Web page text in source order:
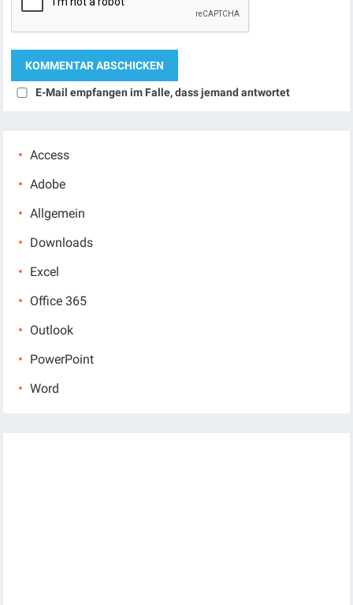
E-Mail empfangen im Falle, dass jemand antwortet
Access
Adobe
Allgemein
Downloads
Excel
Office 365
Outlook
PowerPoint
Word